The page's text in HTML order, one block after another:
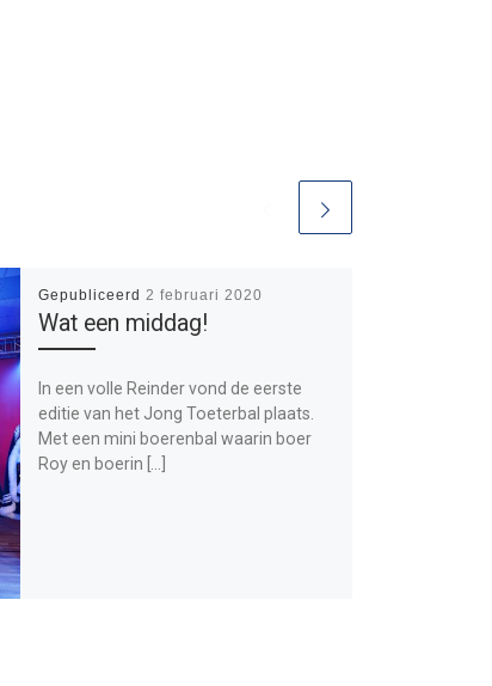
Gepubliceerd 2 februari 2020
Wat een middag!
In een volle Reinder vond de eerste
editie van het Jong Toeterbal plaats.
Met een mini boerenbal waarin boer
Roy en boerin […]